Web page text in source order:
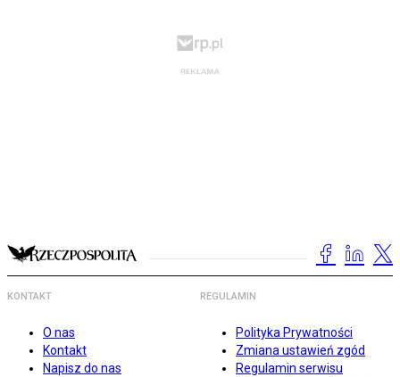
KONTAKT
O nas
Kontakt
Napisz do nas
REGULAMIN
Polityka Prywatności
Zmiana ustawień zgód
Regulamin serwisu